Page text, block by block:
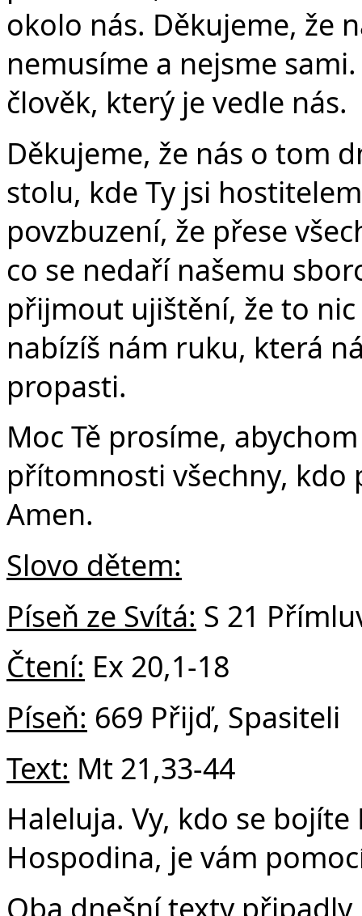
okolo nás. Děkujeme, že
nemusíme a nejsme
člověk, který je vedle nás.
Děkujeme, že nás o tom
stolu, kde Ty jsi
povzbuzení, že přese
co se nedaří našemu
přijmout ujištění, že to
nabízíš nám ruku, která
propasti.
Moc Tě prosíme,
přítomnosti všechny, kdo
Amen.
Slovo dětem:
Píseň ze Svítá: S 21
Čtení: Ex 20,1-18
Píseň: 669 Přijď, Spasiteli
Text: Mt 21,33-44
Haleluja. Vy, kdo se
Hospodina, je vám
Oba dnešní texty